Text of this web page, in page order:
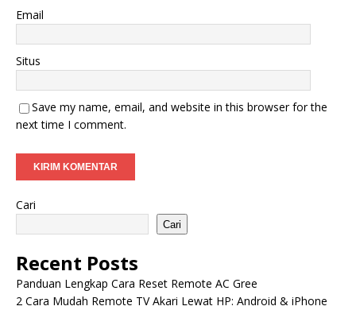
Email
Situs
Save my name, email, and website in this browser for the
next time I comment.
Cari
Cari
Recent Posts
Panduan Lengkap Cara Reset Remote AC Gree
2 Cara Mudah Remote TV Akari Lewat HP: Android & iPhone